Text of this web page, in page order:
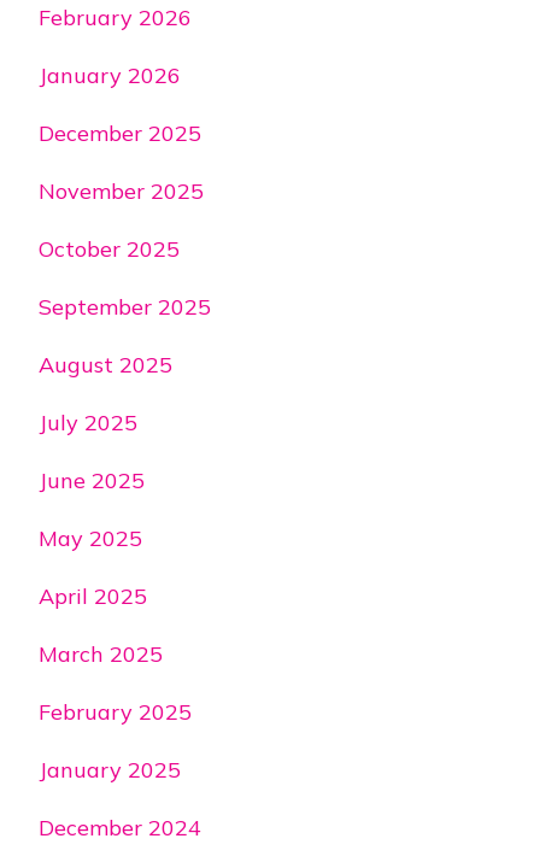
February 2026
January 2026
December 2025
November 2025
October 2025
September 2025
August 2025
July 2025
June 2025
May 2025
April 2025
March 2025
February 2025
January 2025
December 2024